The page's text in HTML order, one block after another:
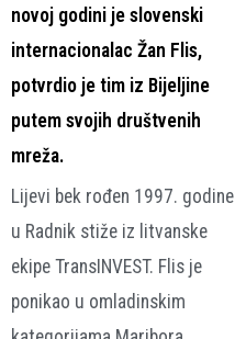
novoj godini je slovenski
internacionalac Žan Flis,
potvrdio je tim iz Bijeljine
putem svojih društvenih
mreža.
Lijevi bek rođen 1997. godine
u Radnik stiže iz litvanske
ekipe TransINVEST. Flis je
ponikao u omladinskim